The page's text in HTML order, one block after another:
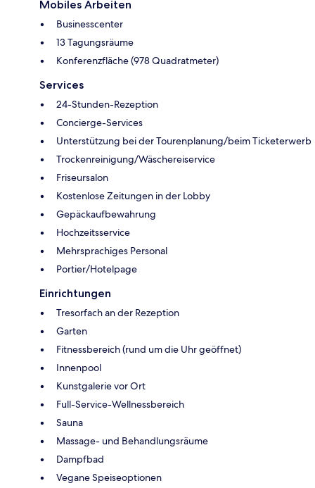
Mobiles Arbeiten
Businesscenter
13 Tagungsräume
Konferenzfläche (978 Quadratmeter)
Services
24-Stunden-Rezeption
Concierge-Services
Unterstützung bei der Tourenplanung/beim Ticketerwerb
Trockenreinigung/Wäschereiservice
Friseursalon
Kostenlose Zeitungen in der Lobby
Gepäckaufbewahrung
Hochzeitsservice
Mehrsprachiges Personal
Portier/Hotelpage
Einrichtungen
Tresorfach an der Rezeption
Garten
Fitnessbereich (rund um die Uhr geöffnet)
Innenpool
Kunstgalerie vor Ort
Full-Service-Wellnessbereich
Sauna
Massage- und Behandlungsräume
Dampfbad
Vegane Speiseoptionen